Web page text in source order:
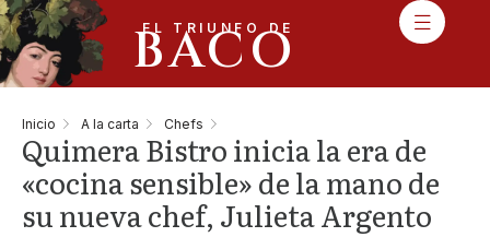
EL TRIUNFO DE
BACO
Inicio A la carta Chefs
Quimera Bistro inicia la era de
«cocina sensible» de la mano de
su nueva chef, Julieta Argento